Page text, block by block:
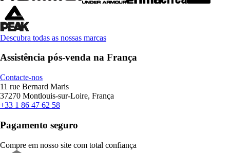
Descubra todas as nossas marcas
Assistência pós-venda na França
Contacte-nos
11 rue Bernard Maris
37270 Montlouis-sur-Loire, França
+33 1 86 47 62 58
Pagamento seguro
Compre em nosso site com total confiança